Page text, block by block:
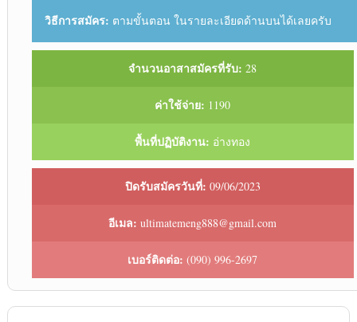
วิธีการสมัคร: ตามขั้นตอน ในรายละเอียดด้านบนได้เลยครับ
จำนวนอาสาสมัครที่รับ: 28
ค่าใช้จ่าย: 1190
พื้นที่ปฏิบัติงาน: อ่างทอง
ปิดรับสมัครวันที่: 09/06/2023
อีเมล: ultimatemeng888@gmail.com
เบอร์ติดต่อ: (090) 996-2697